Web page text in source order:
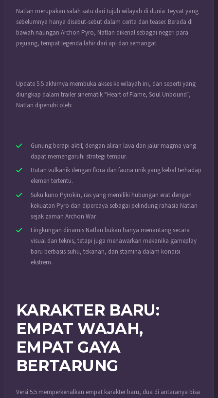
Natlan merupakan salah satu dari tujuh wilayah di dunia Teyvat yang
sebelumnya hanya disebut-sebut dalam cerita dan teaser. Berada di
bawah naungan Archon Pyro, Natlan dikenal sebagai negeri para
pejuang, tempat legenda lahir dari api dan semangat.
Update 5.5 akhirnya membuka akses ke wilayah ini, dan seperti yang
diungkap dalam trailer sinematik “Heart of Flame, Soul Unbound”,
Natlan dipenuhi oleh:
Gunung berapi aktif, dengan aliran lava dan jalur magma yang
dapat memengaruhi strategi tempur.
Hutan vulkanik dengan flora dan fauna unik yang kebal terhadap
elemen tertentu.
Suku kuno Pyrokin, ras yang memiliki hubungan erat dengan
kekuatan Pyro dan dipercaya sebagai pelindung rahasia Natlan
sejak zaman Archon War.
Lingkungan dinamis Natlan bukan hanya menantang secara
visual dan teknis, tetapi juga menawarkan mekanika gameplay
baru berbasis suhu, tekanan, dan stamina dalam kondisi
ekstrem.
KARAKTER BARU:
EMPAT WAJAH,
EMPAT GAYA
BERTARUNG
Versi 5.5 memperkenalkan empat karakter baru, dua di antaranya bisa